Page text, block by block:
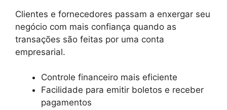
Clientes e fornecedores passam a enxergar seu
negócio com mais confiança quando as
transações são feitas por uma conta
empresarial.
Controle financeiro mais eficiente
Facilidade para emitir boletos e receber
pagamentos